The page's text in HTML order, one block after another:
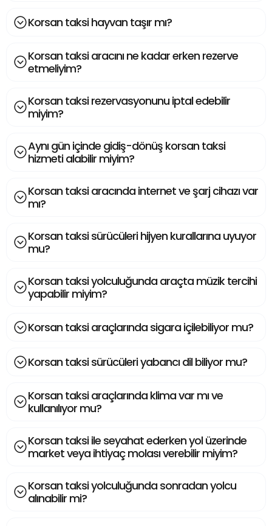
Korsan taksi hayvan taşır mı?
Korsan taksi aracını ne kadar erken rezerve
etmeliyim?
Korsan taksi rezervasyonunu iptal edebilir
miyim?
Aynı gün içinde gidiş-dönüş korsan taksi
hizmeti alabilir miyim?
Korsan taksi aracında internet ve şarj cihazı var
mı?
Korsan taksi sürücüleri hijyen kurallarına uyuyor
mu?
Korsan taksi yolculuğunda araçta müzik tercihi
yapabilir miyim?
Korsan taksi araçlarında sigara içilebiliyor mu?
Korsan taksi sürücüleri yabancı dil biliyor mu?
Korsan taksi araçlarında klima var mı ve
kullanılıyor mu?
Korsan taksi ile seyahat ederken yol üzerinde
market veya ihtiyaç molası verebilir miyim?
Korsan taksi yolculuğunda sonradan yolcu
alınabilir mi?